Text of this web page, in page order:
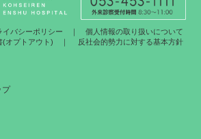
イバシーポリシー ｜個人情報の取り扱いについて
(オプトアウト)
｜ 反社会的勢力に対する基本方針
プ